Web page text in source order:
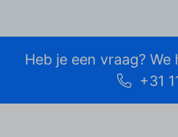
Heb je een vraag?
+31